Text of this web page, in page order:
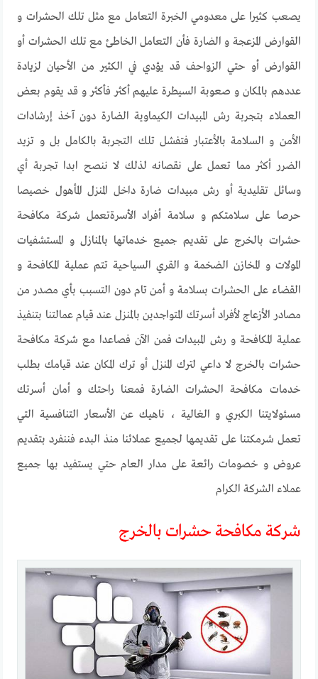
يصعب كثيرا على معدومي الخبرة التعامل مع مثل تلك الحشرات و
القوارض المزعجة و الضارة فأن التعامل الخاطئ مع تلك الحشرات أو
القوارض أو حتي الزواحف قد يؤدي في الكثير من الأحيان لزيادة
عددهم بالمكان و صعوبة السيطرة عليهم أكثر فأكثر و قد يقوم بعض
العملاء بتجربة رش المبيدات الكيماوية الضارة دون آخذ إرشادات
الأمن و السلامة بالأعتبار فتفشل تلك التجربة بالكامل بل و تزيد
الضرر أكثر مما تعمل على نقصانه لذلك لا ننصح ابدا تجربة أي
وسائل تقليدية أو رش مبيدات ضارة داخل المنزل المأهول خصيصا
حرصا على سلامتكم و سلامة أفراد الأسرةتعمل شركة مكافحة
حشرات بالخرج على تقديم جميع خدماتها بالمنازل و المستشفيات
المولات و المخازن الضخمة و القري السياحية تتم عملية المكافحة و
القضاء على الحشرات بسلامة و أمن تام دون التسبب بأي مصدر من
مصادر الأزعاج لأفراد أسرتك المتواجدين بالمنزل عند قيام عمالتنا بتنفيذ
عملية المكافحة و رش المبيدات فمن الآن فصاعدا مع شركة مكافحة
حشرات بالخرج لا داعي لترك المنزل أو ترك المكان عند قيامك بطلب
خدمات مكافحة الحشرات الضارة فمعنا راحتك و أمان أسرتك
مسئولايتنا الكبري و الغالية ، ناهيك عن الأسعار التنافسية التي
تعمل شرمكتنا على تقديمها لجميع عملائنا منذ البدء فننفرد بتقديم
عروض و خصومات رائعة على مدار العام حتي يستفيد بها جميع
عملاء الشركة الكرام
شركة مكافحة حشرات بالخرج